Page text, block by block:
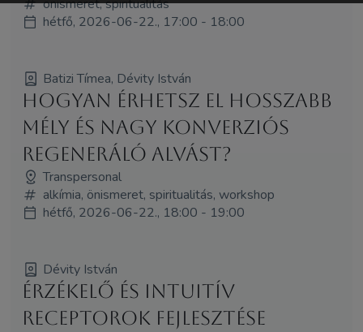
önismeret, spiritualitás
hétfő, 2026-06-22., 17:00 - 18:00
Batizi Tímea, Dévity István
Hogyan érhetsz el hosszabb
mély és nagy konverziós
regeneráló alvást?
Transpersonal
alkímia, önismeret, spiritualitás, workshop
hétfő, 2026-06-22., 18:00 - 19:00
Dévity István
Érzékelő és intuitív
receptorok fejlesztése